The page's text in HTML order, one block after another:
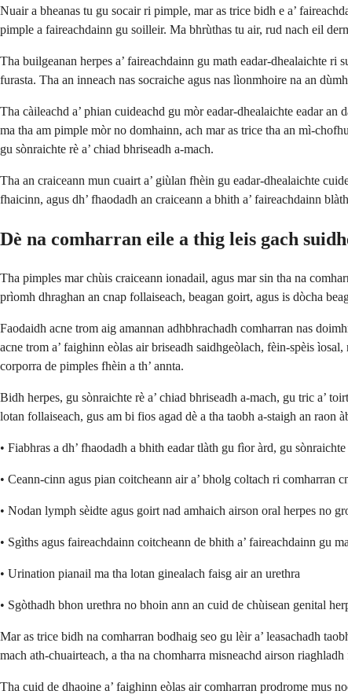
Nuair a bheanas tu gu socair ri pimple, mar as trice bidh e a’
pimple a faireachdainn gu soilleir. Ma bhrùthas tu air, rud nach eil
Tha builgeanan herpes a’ faireachdainn gu math eadar-dhealaichte
furasta. Tha an inneach nas socraiche agus nas lìonmhoire na an
Tha càileachd a’ phian cuideachd gu mòr eadar-dhealaichte eadar
ma tha am pimple mòr no domhainn, ach mar as trice tha an mì-
gu sònraichte rè a’ chiad bhriseadh a-mach.
Tha an craiceann mun cuairt a’ giùlan fhèin gu eadar-dhealaichte
fhaicinn, agus dh’ fhaodadh an craiceann a bhith a’ faireachdainn
Dè na comharran eile a thig leis gach
Tha pimples mar chùis craiceann ionadail, agus mar sin tha na
prìomh dhraghan an cnap follaiseach, beagan goirt, agus is dòcha
Faodaidh acne trom aig amannan adhbhrachadh comharran nas
acne trom a’ faighinn eòlas air briseadh saidhgeòlach, fèin-spèis
corporra de pimples fhèin a th’ annta.
Bidh herpes, gu sònraichte rè a’ chiad bhriseadh a-mach, gu tric a’
lotan follaiseach, gus am bi fios agad dè a tha taobh a-staigh an raon
• Fiabhras a dh’ fhaodadh a bhith eadar tlàth gu fìor àrd, gu
• Ceann-cinn agus pian coitcheann air a’ bholg coltach ri comharran
• Nodan lymph sèidte agus goirt nad amhaich airson oral herpes no
• Sgìths agus faireachdainn coitcheann de bhith a’ faireachdainn gu
• Urination pianail ma tha lotan ginealach faisg air an urethra
• Sgòthadh bhon urethra no bhoin ann an cuid de chùisean genital
Mar as trice bidh na comharran bodhaig seo gu lèir a’ leasachadh
mach ath-chuairteach, a tha na chomharra misneachd airson riaghladh
Tha cuid de dhaoine a’ faighinn eòlas air comharran prodrome mus